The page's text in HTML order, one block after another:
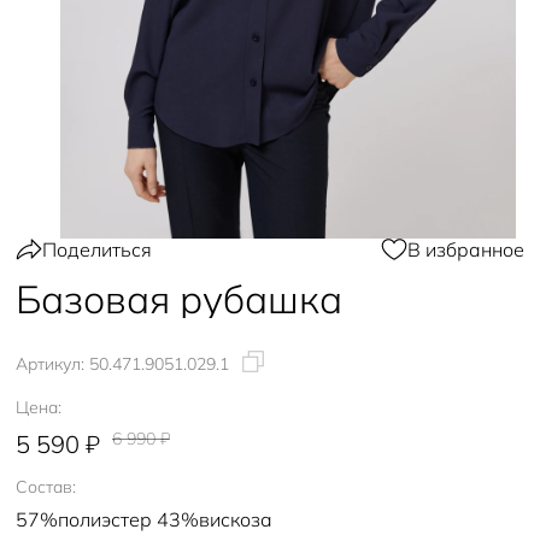
Поделиться В избранное
Базовая рубашка
Артикул: 50.471.9051.029.1
Цена:
5 590 ₽ 6 990 ₽
Состав:
57%полиэстер 43%вискоза